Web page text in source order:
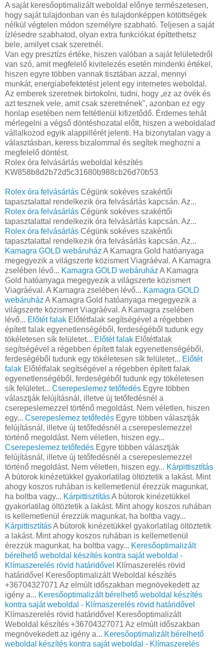
A saját keresőoptimalizált weboldal előnye természetesen,
hogy saját tulajdonban van és tulajdonképpen kötöttségek
nélkül végtelen módon személyre szabható. Teljesen a saját
ízlésedre szabhatod, olyan extra funkciókat építtethetsz
bele, amilyet csak szeretnél.
Van egy presztízs értéke, hiszen valóban a saját felületedről
van szó, amit megfelelő kivitelezés esetén mindenki értékel,
hiszen egyre többen vannak tisztában azzal, mennyi
munkát, energiabefektetést jelent egy internetes weboldal.
Az emberek szeretnek birtokolni, tudni, hogy „ez az övék és
azt tesznek vele, amit csak szeretnének", azonban ez egy
honlap esetében nem feltétlenül kifizetődő. Érdemes tehát
mérlegelni a végső döntéshozatal előtt, hiszen a weboldalad
vállalkozod egyik alappillérét jelenti. Ha bizonytalan vagy a
választásban, keress bizalommal és segítek meghozni a
megfelelő döntést.
Rolex óra felvásárlás weboldal készítés
KW858b8d2b72d5c31680b988cb26d70b53
Rolex óra felvásárlás Cégünk sokéves szakértői
tapasztalattal rendelkezik óra felvásárlás kapcsán. Az...
Rolex óra felvásárlás Cégünk sokéves szakértői
tapasztalattal rendelkezik óra felvásárlás kapcsán. Az...
Rolex óra felvásárlás Cégünk sokéves szakértői
tapasztalattal rendelkezik óra felvásárlás kapcsán. Az...
Kamagra GOLD webáruház A Kamagra Gold hatóanyaga
megegyezik a világszerte közismert Viagráéval. A Kamagra
zselében lévő... Kamagra GOLD webáruház A Kamagra
Gold hatóanyaga megegyezik a világszerte közismert
Viagráéval. A Kamagra zselében lévő... Kamagra GOLD
webáruház A Kamagra Gold hatóanyaga megegyezik a
világszerte közismert Viagráéval. A Kamagra zselében
lévő... Előtét falak Előtétfalak segítségével a régebben
épített falak egyenetlenségéből, ferdeségéből tudunk egy
tökéletesen sík felületet... Előtét falak Előtétfalak
segítségével a régebben épített falak egyenetlenségéből,
ferdeségéből tudunk egy tökéletesen sík felületet... Előtét
falak Előtétfalak segítségével a régebben épített falak
egyenetlenségéből, ferdeségéből tudunk egy tökéletesen
sík felületet... Cserepeslemez tetőfedés Egyre többen
választják felújításnál, illetve új tetőfedésnél a
cserepeslemezzel történő megoldást. Nem véletlen, hiszen
egy... Cserepeslemez tetőfedés Egyre többen választják
felújításnál, illetve új tetőfedésnél a cserepeslemezzel
történő megoldást. Nem véletlen, hiszen egy...
Cserepeslemez tetőfedés Egyre többen választják
felújításnál, illetve új tetőfedésnél a cserepeslemezzel
történő megoldást. Nem véletlen, hiszen egy... Kárpittisztítás
A bútorok kinézetükkel gyakorlatilag öltöztetik a lakást. Mint
ahogy koszos ruhában is kellemetlenül érezzük magunkat,
ha boltba vagy... KárpittisztításA bútorok kinézetükkel
gyakorlatilag öltöztetik a lakást. Mint ahogy koszos ruhában
is kellemetlenül érezzük magunkat, ha boltba vagy...
KárpittisztításA bútorok kinézetükkel gyakorlatilag öltöztetik
a lakást. Mint ahogy koszos ruhában is kellemetlenül
érezzük magunkat, ha boltba vagy... Keresőoptimalizált
bérelhető weboldal készítés kontra saját weboldal -
Klímaszerelés rövid határidővel Klímaszerelés rövid
határidővel Keresőoptimalizált Weboldal készítés
+36704327071 Az elmúlt időszakban megnövekedett az
igény a... Keresőoptimalizált bérelhető weboldal készítés
kontra saját weboldal - Klímaszerelés rövid határidővel
Klímaszerelés rövid határidővel Keresőoptimalizált
Weboldal készítés +36704327071 Az elmúlt időszakban
megnövekedett az igény a... Keresőoptimalizált bérelhető
weboldal készítés kontra saját weboldal - Klímaszerelés